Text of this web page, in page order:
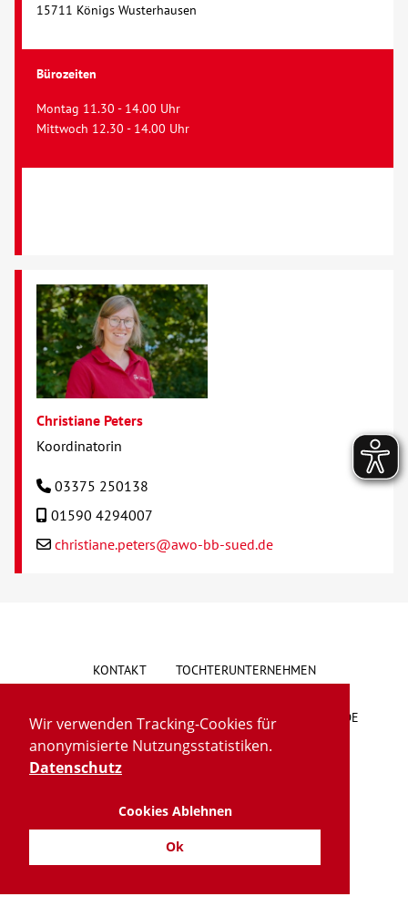
Wir verwenden Tracking-Cookies für
anonymisierte Nutzungsstatistiken.
Datenschutz
Cookies Ablehnen
Ok
15711 Königs Wusterhausen
Bürozeiten
Montag 11.30 - 14.00 Uhr
Mittwoch 12.30 - 14.00 Uhr
Christiane Peters
Koordinatorin
03375 250138
01590 4294007
christiane.peters@awo-bb-sued.de
KONTAKT TOCHTERUNTERNEHMEN
HINWEISGEBERSYSTEM VORSCHLAG/BESCHWERDE
LIEFERKETTENGESETZ
IMPRESSUM DATENSCHUTZ